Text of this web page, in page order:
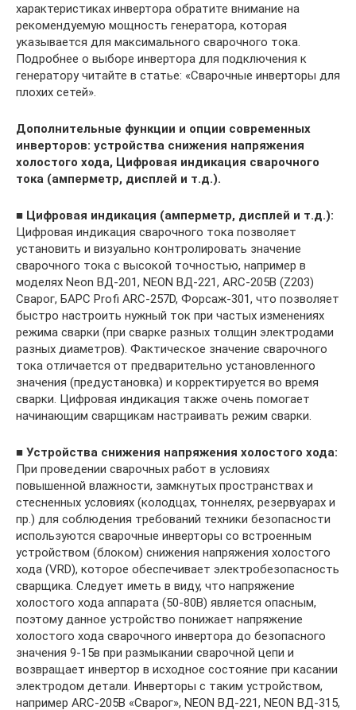
характеристиках инвертора обратите внимание на
рекомендуемую мощность генератора, которая
указывается для максимального сварочного тока.
Подробнее о выборе инвертора для подключения к
генератору читайте в статье: «Сварочные инверторы для
плохих сетей».
Дополнительные функции и опции современных
инверторов: устройства снижения напряжения
холостого хода, Цифровая индикация сварочного
тока (амперметр, дисплей и т.д.).
■ Цифровая индикация (амперметр, дисплей и т.д.):
Цифровая индикация сварочного тока позволяет
установить и визуально контролировать значение
сварочного тока с высокой точностью, например в
моделях Neon ВД-201, NEON ВД-221, ARC-205B (Z203)
Сварог, БАРС Profi ARC-257D, Форсаж-301, что позволяет
быстро настроить нужный ток при частых изменениях
режима сварки (при сварке разных толщин электродами
разных диаметров). Фактическое значение сварочного
тока отличается от предварительно установленного
значения (предустановка) и корректируется во время
сварки. Цифровая индикация также очень помогает
начинающим сварщикам настраивать режим сварки.
■ Устройства снижения напряжения холостого хода:
При проведении сварочных работ в условиях
повышенной влажности, замкнутых пространствах и
стесненных условиях (колодцах, тоннелях, резервуарах и
пр.) для соблюдения требований техники безопасности
используются сварочные инверторы со встроенным
устройством (блоком) снижения напряжения холостого
хода (VRD), которое обеспечивает электробезопасность
сварщика. Следует иметь в виду, что напряжение
холостого хода аппарата (50-80В) является опасным,
поэтому данное устройство понижает напряжение
холостого хода сварочного инвертора до безопасного
значения 9-15в при размыкании сварочной цепи и
возвращает инвертор в исходное состояние при касании
электродом детали. Инверторы с таким устройством,
например ARC-205B «Сварог», NEON ВД-221, NEON ВД-315,